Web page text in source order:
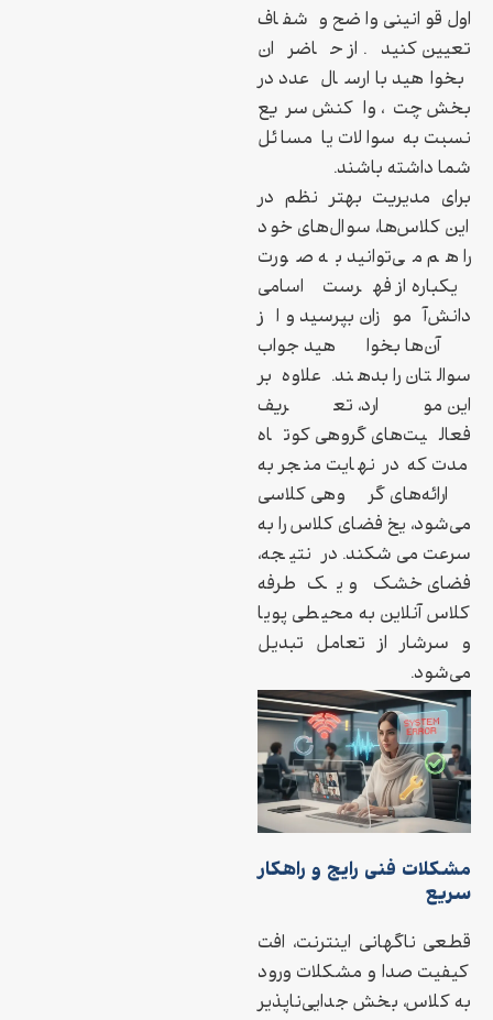
اول قوانینی واضح و شفاف
تعیین کنید. از حاضران
بخواهید با ارسال عدد در
بخش چت، واکنش سریع
نسبت به سوالات یا مسائل
شما داشته باشند.
برای مدیریت بهتر نظم در
این کلاس‌ها، سوال‌های خود
را هم می‌توانید به صورت
یکباره از فهرست اسامی
دانش‌آموزان بپرسید و از
آن‌ها بخواهید جواب
سوالتان را بدهند. علاوه بر
این موارد، تعریف
فعالیت‌های گروهی کوتاه
مدت که در نهایت منجر به
ارائه‌های گروهی کلاسی
می‌شود، یخ فضای کلاس را به
سرعت می‌شکند. در نتیجه،
فضای خشک و یک‌طرفه
کلاس آنلاین به محیطی پویا
و سرشار از تعامل تبدیل
می‌شود.
مشکلات فنی رایج و راهکار
سریع
قطعی ناگهانی اینترنت، افت
کیفیت صدا و مشکلات ورود
به کلاس، بخش جدایی‌ناپذیر